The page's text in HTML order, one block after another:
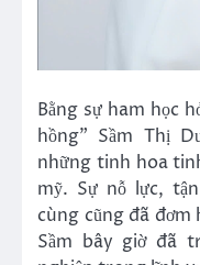
Bằng sự ham học
hồng” Sầm Thị
những tinh hoa
mỹ. Sự nỗ lực,
cùng cũng đã
Sầm bây giờ đã